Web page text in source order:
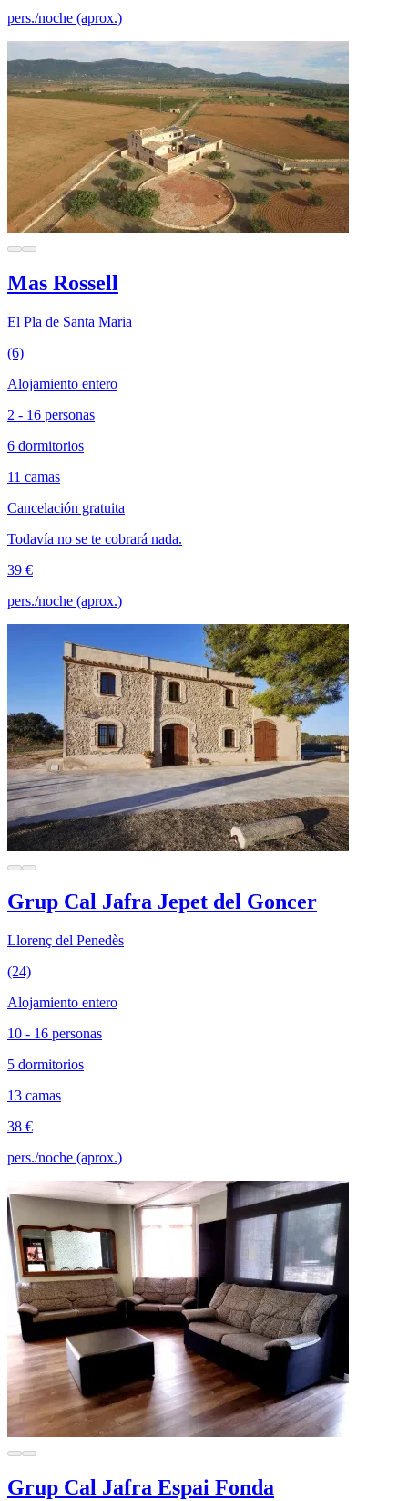
pers./noche (aprox.)
Mas Rossell
El Pla de Santa Maria
(6)
Alojamiento entero
2 - 16 personas
6 dormitorios
11 camas
Cancelación gratuita
Todavía no se te cobrará nada.
39 €
pers./noche (aprox.)
Grup Cal Jafra Jepet del Goncer
Llorenç del Penedès
(24)
Alojamiento entero
10 - 16 personas
5 dormitorios
13 camas
38 €
pers./noche (aprox.)
Grup Cal Jafra Espai Fonda